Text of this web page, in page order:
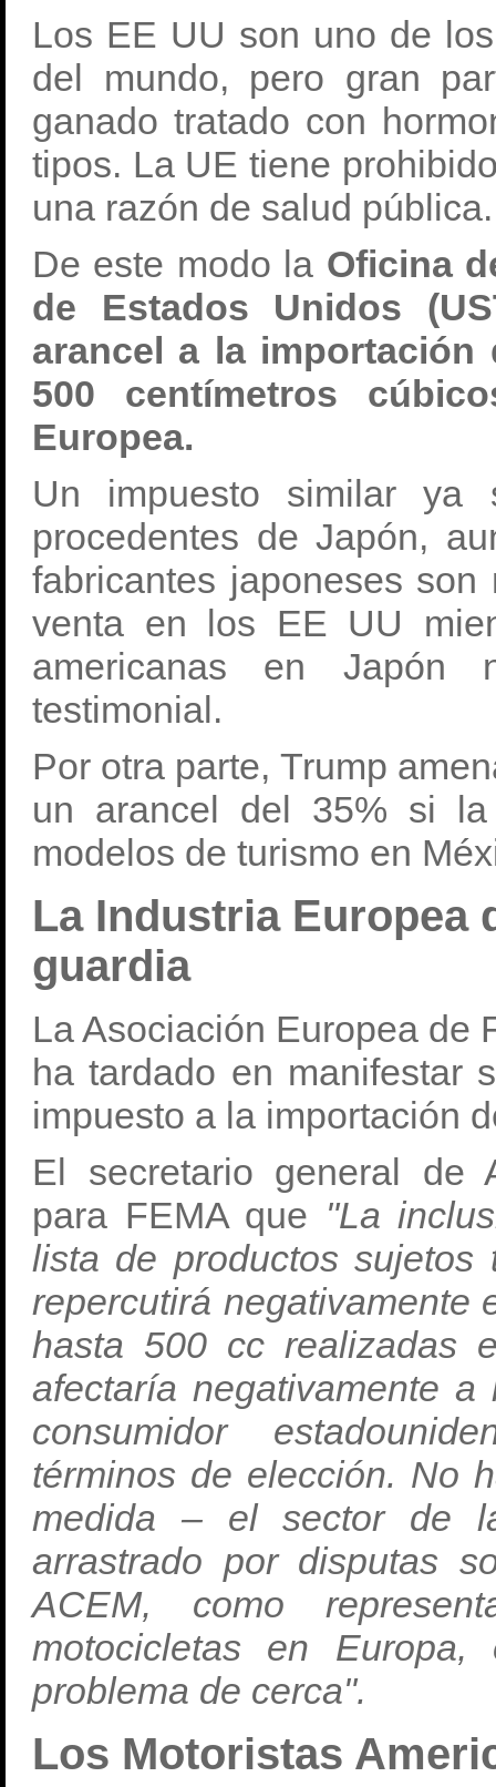
Los EE UU son uno de
del mundo, pero gran
ganado tratado con
tipos. La UE tiene
una razón de salud pública.
De este modo la Oficina
de Estados Unidos
arancel a la
500 centímetros
Europea.
Un impuesto similar ya
procedentes de Japón,
fabricantes japoneses
venta en los EE UU
americanas en Japón
testimonial.
Por otra parte, Trump
un arancel del 35% si la
modelos de turismo en
La Industria Europea
guardia
La Asociación Europea de
ha tardado en manifestar
impuesto a la importación
El secretario general de
para FEMA que "La
lista de productos sujetos
repercutirá negativamente
hasta 500 cc realizadas
afectaría negativamente
consumidor
términos de elección. No
medida – el sector de
arrastrado por disputas
ACEM, como
motocicletas en
problema de cerca".
Los Motoristas